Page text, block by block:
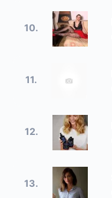
10.
11.
12.
13.